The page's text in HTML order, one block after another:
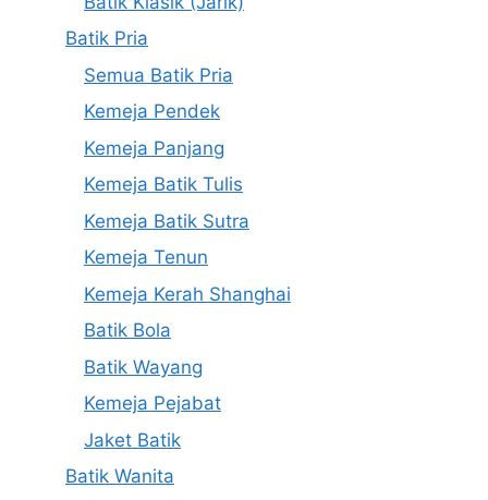
Batik Pria
Semua Batik Pria
Kemeja Pendek
Kemeja Panjang
Kemeja Batik Tulis
Kemeja Batik Sutra
Kemeja Tenun
Kemeja Kerah Shanghai
Batik Bola
Batik Wayang
Kemeja Pejabat
Jaket Batik
Batik Wanita